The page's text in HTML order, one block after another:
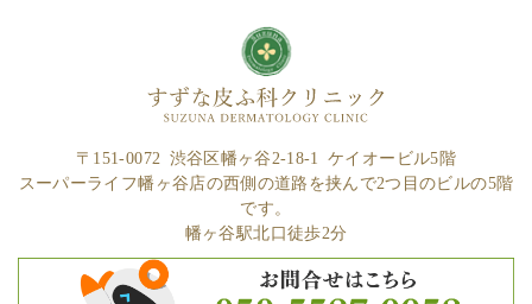
〒151-0072 渋谷区幡ヶ谷2-18-1 ケイオービル5階
スーパーライフ幡ヶ谷店の西側の道路を挟んで2つ目のビルの5階
です。
幡ヶ谷駅北口徒歩2分